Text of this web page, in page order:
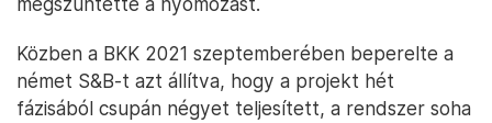
Közben a BKK 2021 szeptemberében beperelte a
német S&B-t azt állítva, hogy a projekt hét
fázisából csupán négyet teljesített, a rendszer soha